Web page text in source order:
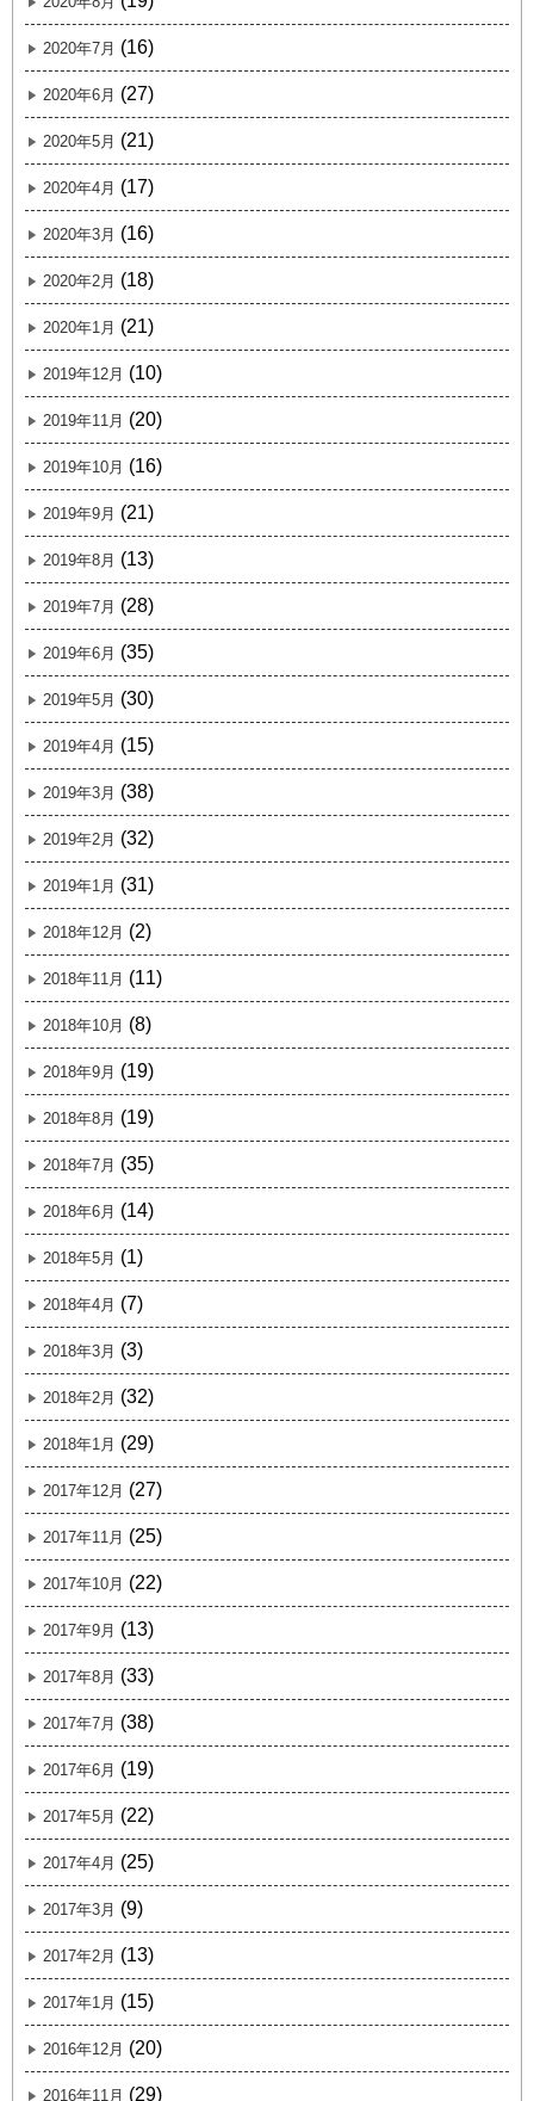
2020年7月 (16)
2020年6月 (27)
2020年5月 (21)
2020年4月 (17)
2020年3月 (16)
2020年2月 (18)
2020年1月 (21)
2019年12月 (10)
2019年11月 (20)
2019年10月 (16)
2019年9月 (21)
2019年8月 (13)
2019年7月 (28)
2019年6月 (35)
2019年5月 (30)
2019年4月 (15)
2019年3月 (38)
2019年2月 (32)
2019年1月 (31)
2018年12月 (2)
2018年11月 (11)
2018年10月 (8)
2018年9月 (19)
2018年8月 (19)
2018年7月 (35)
2018年6月 (14)
2018年5月 (1)
2018年4月 (7)
2018年3月 (3)
2018年2月 (32)
2018年1月 (29)
2017年12月 (27)
2017年11月 (25)
2017年10月 (22)
2017年9月 (13)
2017年8月 (33)
2017年7月 (38)
2017年6月 (19)
2017年5月 (22)
2017年4月 (25)
2017年3月 (9)
2017年2月 (13)
2017年1月 (15)
2016年12月 (20)
2016年11月 (29)